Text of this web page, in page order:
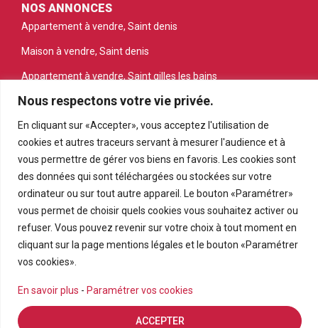
Nous respectons votre vie privée.
En cliquant sur «Accepter», vous acceptez l'utilisation de
cookies et autres traceurs servant à mesurer l'audience et à
vous permettre de gérer vos biens en favoris. Les cookies sont
des données qui sont téléchargées ou stockées sur votre
ordinateur ou sur tout autre appareil. Le bouton «Paramétrer»
vous permet de choisir quels cookies vous souhaitez activer ou
refuser. Vous pouvez revenir sur votre choix à tout moment en
cliquant sur la page mentions légales et le bouton «Paramétrer
vos cookies».
En savoir plus - Paramétrer vos cookies
ACCEPTER
NOS ANNONCES
Appartement à vendre, Saint denis
Maison à vendre, Saint denis
Appartement à vendre, Saint gilles les bains
Appartement à vendre, Saint pierre
Appartement à vendre, Le tampon
Réalisation